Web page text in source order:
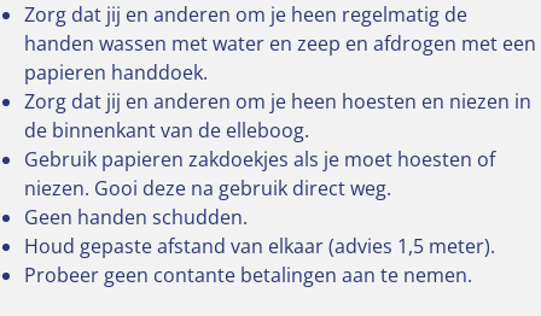
Zorg dat jij en anderen om je heen regelmatig de
handen wassen met water en zeep en afdrogen met een
papieren handdoek.
Zorg dat jij en anderen om je heen hoesten en niezen in
de binnenkant van de elleboog.
Gebruik papieren zakdoekjes als je moet hoesten of
niezen. Gooi deze na gebruik direct weg.
Geen handen schudden.
Houd gepaste afstand van elkaar (advies 1,5 meter).
Probeer geen contante betalingen aan te nemen.